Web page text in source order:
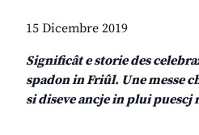
15 Dicembre 2019
Significât e storie des
spadon in Friûl. Une messe
si diseve ancje in plui puescj